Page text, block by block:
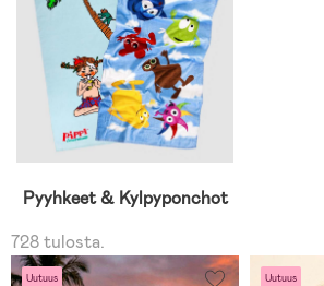
Pyyhkeet & Kylpyponchot
728 tulosta.
Uutuus Uutuus